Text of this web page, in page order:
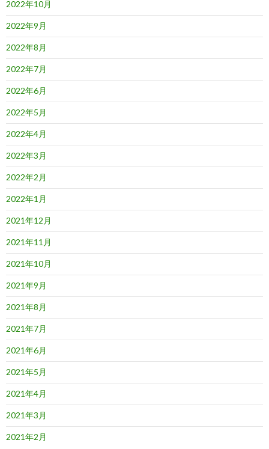
2022年10月
2022年9月
2022年8月
2022年7月
2022年6月
2022年5月
2022年4月
2022年3月
2022年2月
2022年1月
2021年12月
2021年11月
2021年10月
2021年9月
2021年8月
2021年7月
2021年6月
2021年5月
2021年4月
2021年3月
2021年2月